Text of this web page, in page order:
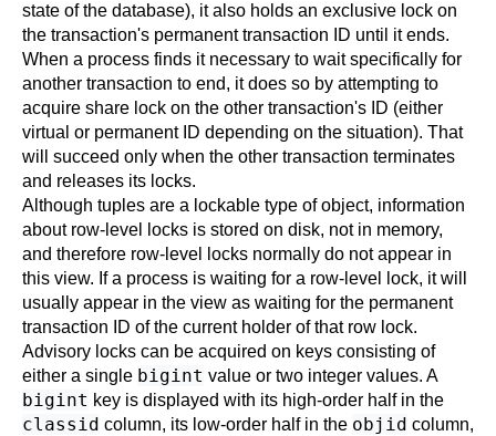
state of the database), it also holds an exclusive lock on
the transaction's permanent transaction ID until it ends.
When a process finds it necessary to wait specifically for
another transaction to end, it does so by attempting to
acquire share lock on the other transaction's ID (either
virtual or permanent ID depending on the situation). That
will succeed only when the other transaction terminates
and releases its locks.
Although tuples are a lockable type of object, information
about row-level locks is stored on disk, not in memory,
and therefore row-level locks normally do not appear in
this view. If a process is waiting for a row-level lock, it will
usually appear in the view as waiting for the permanent
transaction ID of the current holder of that row lock.
Advisory locks can be acquired on keys consisting of
either a single bigint value or two integer values. A
bigint key is displayed with its high-order half in the
classid column, its low-order half in the objid column,